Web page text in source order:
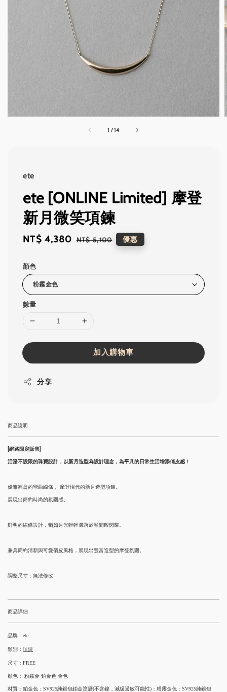
1 /14
ete
ete [ONLINE Limited] 摩登
新月微笑項鍊
Sale
NT$ 4,380 Regular
NT$ 5,100 優惠
顏色
數量
加入購物車
分享
商品說明
[網路限定販售]
活潑不設限的珠寶設計，以新月造型為設計理念，為平凡的日常生活增添俏皮感！
優雅輕盈的彎曲線條， 摩登現代的新月造型項鍊。
展現出簡約時尚的氛圍感。
鮮明的線條設計，猶如月光輕輕灑落於頸間般閃耀。
兼具簡約清新與可愛俏皮風格，展現出豐富造型的摩登氛圍。
調整尺寸：無法修改
商品詳細
品牌：ete
類別： 項鍊
尺寸：FREE
顏色： 粉霧金 鉑金色 金色
材質：鉑金色：SV925純銀包鉑金塗層(不含鎳，減緩過敏可能性)；粉霧金色：SV925純銀包